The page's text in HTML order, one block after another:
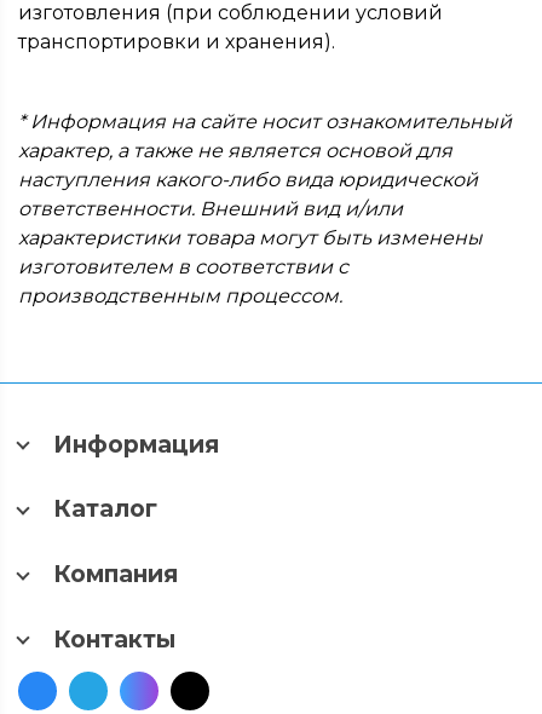
изготовления (при соблюдении условий
транспортировки и хранения).
* Информация на сайте носит ознакомительный
характер, а также не является основой для
наступления какого-либо вида юридической
ответственности. Внешний вид и/или
характеристики товара могут быть изменены
изготовителем в соответствии с
производственным процессом.
Информация
Каталог
Компания
Контакты